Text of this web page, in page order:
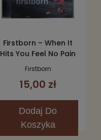
Firstborn – When It
Hits You Feel No Pain
CD
Firstborn
15,00 zł
Dodaj Do
Koszyka